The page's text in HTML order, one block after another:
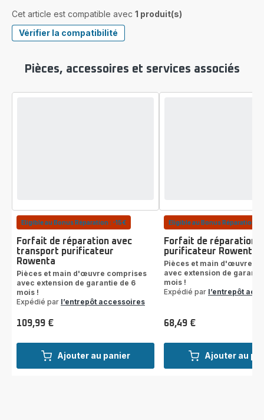
Cet article est compatible avec 1 produit(s)
Vérifier la compatibilité
Pièces, accessoires et services associés
Ajouter au panier
Eligible au Bonus Réparation : -15€
Forfait de réparation avec
transport purificateur
Rowenta
Pièces et main d'œuvre comprises
avec extension de garantie de 6
mois !
Expédié par l’entrepôt accessoires
Prix
109,99 €
Ajouter au
Eligible au Bonus Réparation : -
Forfait de réparation
purificateur Rowenta
Pièces et main d'œuvre
avec extension de
mois !
Expédié par l’entrepôt
Prix
68,49 €